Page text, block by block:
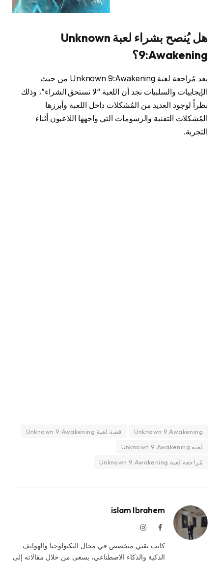
هل يُنصح بشراء لعبة Unknown
9:Awakening؟
بعد مُراجعة لعبة Unknown 9:Awakening من حيث
الإيجابيات والسلبيات نجد أن اللعبة “لا تستحق الشراء”، وذلك
نظراً لوجود العديد من المُشكلات داخل اللعبة وأبرزها
المُشكلات التقنية والرسومات التي واجهها اللاعبون أثناء
التجربة.
Unknown 9:Awakening
قصة لعبة Unknown 9:Awakening
لعبة Unknown 9:Awakening
مُراجعة لعبة Unknown 9:Awakening
islam Ibrahem
فيسبوكالانستغرام
كاتب تقني متخصص في مجال التكنولوجيا والهواتف
الذكية والذكاء الاصطناعي، يسعى من خلال مقالاته إلى